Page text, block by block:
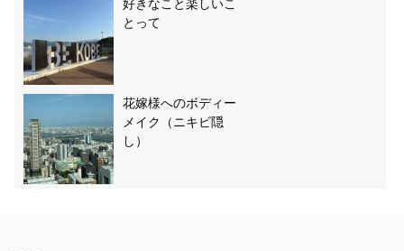
好きなこと楽しいこ
とって
花嫁様へのボディー
メイク（ニキビ隠
し）